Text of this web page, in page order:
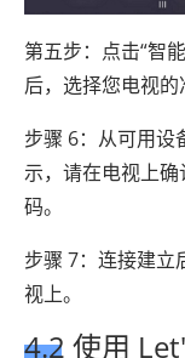
第五步：点击“智
后，选择您电视的
步骤 6：从可用设
示，请在电视上
码。
步骤 7：连接建立
视上。
4.2 使用